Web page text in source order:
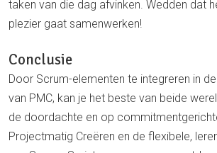
taken van die dag afvinken. Wedden dat
plezier gaat samenwerken!
Conclusie
Door Scrum-elementen te integreren in
van PMC, kan je het beste van beide
de doordachte en op
Projectmatig Creëren en de flexibele,